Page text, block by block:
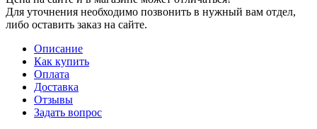
Для уточнения необходимо позвонить в нужный вам отдел,
либо оставить заказ на сайте.
Описание
Как купить
Оплата
Доставка
Отзывы
Задать вопрос